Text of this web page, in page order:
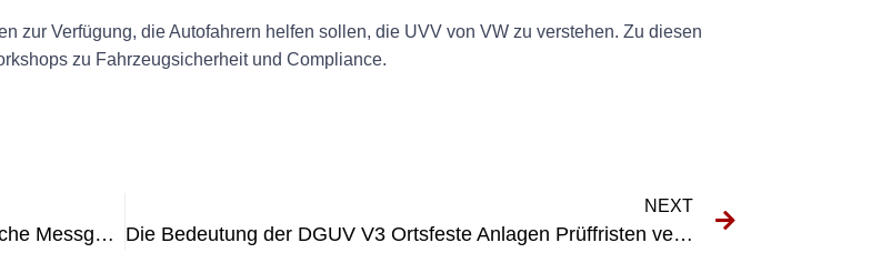
zur Verfügung, die Autofahrern helfen sollen, die UVV von VW zu verstehen. Zu diesen
zu Fahrzeugsicherheit und Compliance.
Verständnis der DGUV V3-Vorschriften für elektrische Messgeräte
NEXT
Die Bedeutung der DGUV V3 Ortsfeste Anlagen Prüffristen verstehen